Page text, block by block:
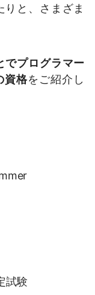
りと、さまざま
でプログラマー
資格をご紹介し
試験